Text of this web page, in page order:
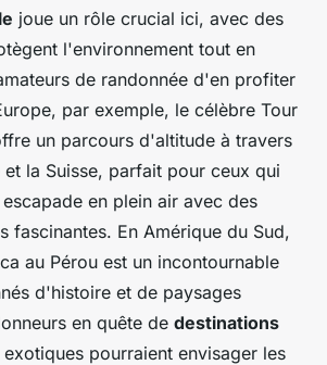
joue un rôle crucial ici, avec des
l'environnement tout en
de randonnée d'en profiter
par exemple, le célèbre Tour
un parcours d'altitude à travers
la Suisse, parfait pour ceux qui
en plein air avec des
fascinantes. En Amérique du Sud,
au Pérou est un incontournable
d'histoire et de paysages
en quête de destinations
exotiques pourraient envisager les